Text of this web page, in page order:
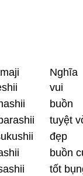
Nghĩa
vui
buồn
tuyệt
đẹp
buồn
tốt